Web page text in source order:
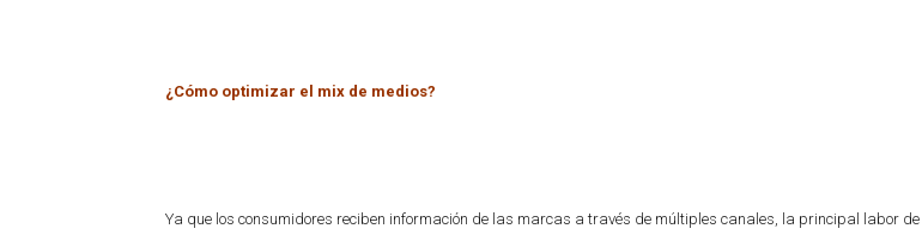
¿Cómo optimizar el mix de medios?
Ya que los consumidores reciben información de las marcas a través de múltiples canales, la principal labor de